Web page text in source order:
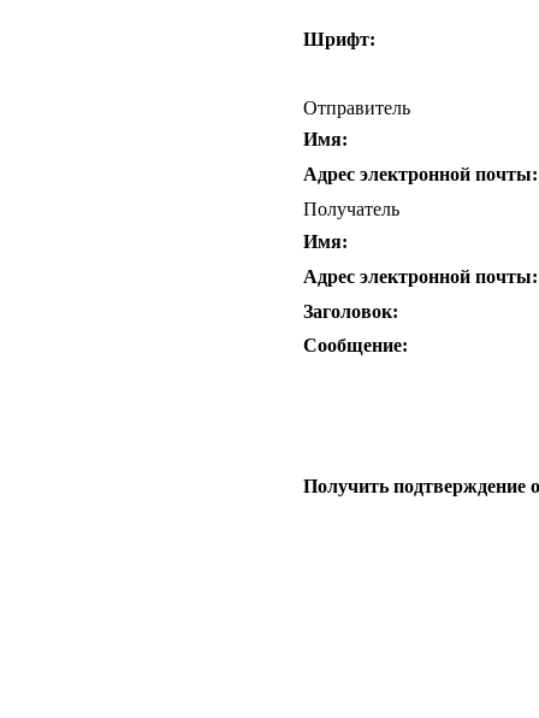
Шрифт:
Отправитель
Имя:
Адрес электронной почты:
Получатель
Имя:
Адрес электронной почты:
Заголовок:
Сообщение:
Получить подтверждение